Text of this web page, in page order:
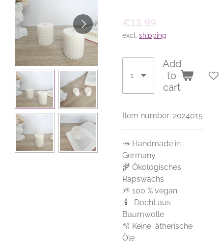
€13.99
excl. shipping
Add
to
cart
Item number: 2024015
🫴 Handmade in
Germany
🌾 Ökologisches
Rapswachs
🌱 100 % vegan
🕯 Docht aus
Baumwolle
🫧 Keine ätherische
Öle